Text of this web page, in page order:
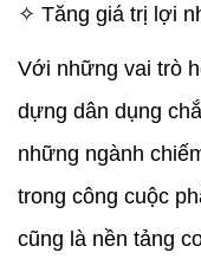
✧ Tăng giá trị lợi
Với những vai trò
dựng dân dụng
những ngành
trong công cuộc
cũng là nền tảng